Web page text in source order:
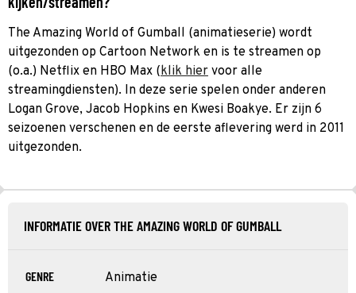
The Amazing World of Gumball (animatieserie) wordt
uitgezonden op Cartoon Network en is te streamen op
(o.a.) Netflix en HBO Max (klik hier voor alle
streamingdiensten). In deze serie spelen onder anderen
Logan Grove, Jacob Hopkins en Kwesi Boakye. Er zijn 6
seizoenen verschenen en de eerste aflevering werd in 2011
uitgezonden.
INFORMATIE OVER THE AMAZING WORLD OF GUMBALL
GENRE Animatie